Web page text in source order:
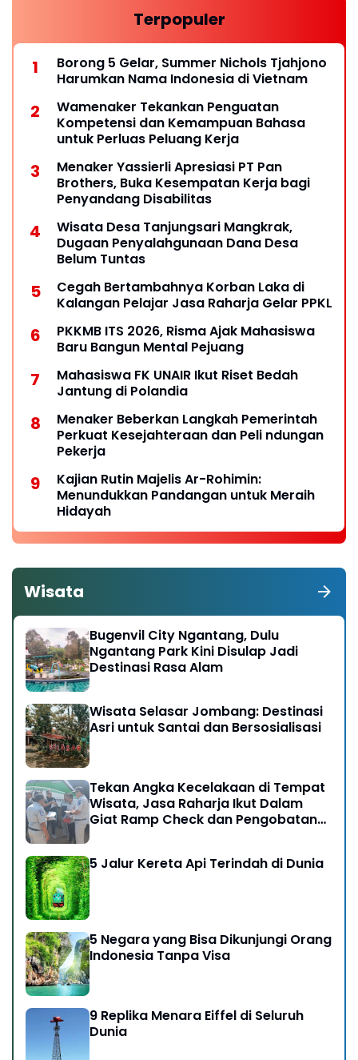
Terpopuler
Borong 5 Gelar, Summer Nichols Tjahjono
Harumkan Nama Indonesia di Vietnam
Wamenaker Tekankan Penguatan
Kompetensi dan Kemampuan Bahasa
untuk Perluas Peluang Kerja
Menaker Yassierli Apresiasi PT Pan
Brothers, Buka Kesempatan Kerja bagi
Penyandang Disabilitas
Wisata Desa Tanjungsari Mangkrak,
Dugaan Penyalahgunaan Dana Desa
Belum Tuntas
Cegah Bertambahnya Korban Laka di
Kalangan Pelajar Jasa Raharja Gelar PPKL
PKKMB ITS 2026, Risma Ajak Mahasiswa
Baru Bangun Mental Pejuang
Mahasiswa FK UNAIR Ikut Riset Bedah
Jantung di Polandia
Menaker Beberkan Langkah Pemerintah
Perkuat Kesejahteraan dan Peli ndungan
Pekerja
Kajian Rutin Majelis Ar-Rohimin:
Menundukkan Pandangan untuk Meraih
Hidayah
Wisata
Bugenvil City Ngantang, Dulu
Ngantang Park Kini Disulap Jadi
Destinasi Rasa Alam
Wisata Selasar Jombang: Destinasi
Asri untuk Santai dan Bersosialisasi
Tekan Angka Kecelakaan di Tempat
Wisata, Jasa Raharja Ikut Dalam
Giat Ramp Check dan Pengobatan
5 Jalur Kereta Api Terindah di Dunia
5 Negara yang Bisa Dikunjungi Orang
Indonesia Tanpa Visa
9 Replika Menara Eiffel di Seluruh
Dunia